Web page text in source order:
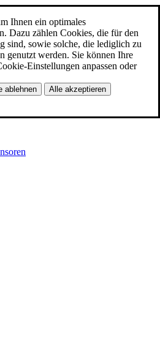
Ihnen ein optimales
Dazu zählen Cookies, die für den
sind, sowie solche, die lediglich zu
genutzt werden. Sie können Ihre
Einstellungen anpassen oder
ablehnen Alle akzeptieren